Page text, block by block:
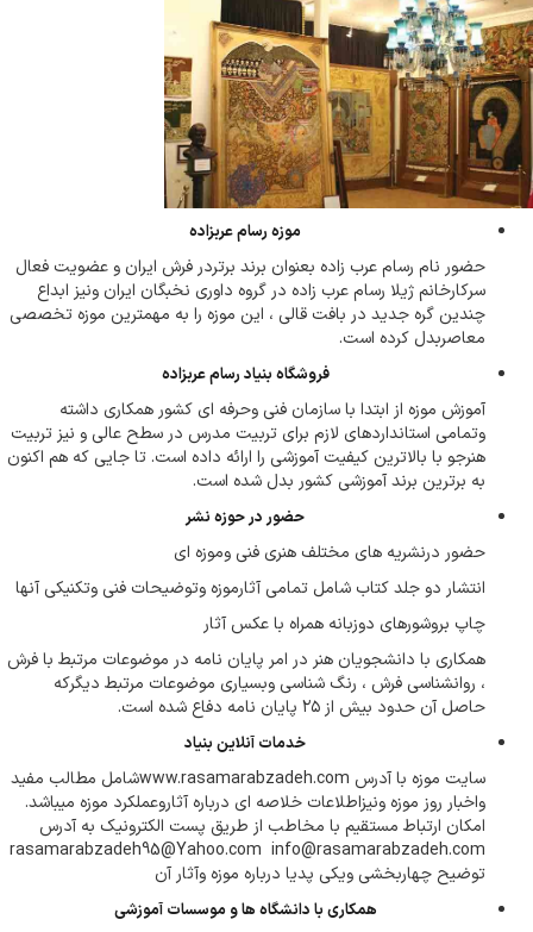
موزه رسام عربزاده
حضور نام رسام عرب زاده بعنوان برند برتردر فرش ایران و عضویت فعال
سرکارخانم ژیلا رسام عرب زاده در گروه داوری نخبگان ایران ونیز ابداع
چندین گره جدید در بافت قالی ، این موزه را به مهمترین موزه تخصصی
معاصربدل کرده است.
فروشگاه بنیاد رسام عربزاده
آموزش موزه از ابتدا با سازمان فنی وحرفه ای کشور همکاری داشته
وتمامی استانداردهای لازم برای تربیت مدرس در سطح عالی و نیز تربیت
هنرجو با بالاترین کیفیت آموزشی را ارائه داده است. تا جایی که هم اکنون
به برترین برند آموزشی کشور بدل شده است.
حضور در حوزه نشر
حضور درنشریه های مختلف هنری فنی وموزه ای
انتشار دو جلد کتاب شامل تمامی آثارموزه وتوضیحات فنی وتکنیکی آنها
چاپ بروشورهای دوزبانه همراه با عکس آثار
همکاری با دانشجویان هنر در امر پایان نامه در موضوعات مرتبط با فرش
، روانشناسی فرش ، رنگ شناسی وبسیاری موضوعات مرتبط دیگرکه
حاصل آن حدود بیش از ۲۵ پایان نامه دفاع شده است.
خدمات آنلاین بنیاد
سایت موزه با آدرس www.rasamarabzadeh.comشامل مطالب مفید
واخبار روز موزه ونیزاطلاعات خلاصه ای درباره آثاروعملکرد موزه میباشد.
امکان ارتباط مستقیم با مخاطب از طریق پست الکترونیک به آدرس
rasamarabzadeh95@Yahoo.com info@rasamarabzadeh.com
توضیح چهاربخشی ویکی پدیا درباره موزه وآثار آن
همکاری با دانشگاه ها و موسسات آموزشی